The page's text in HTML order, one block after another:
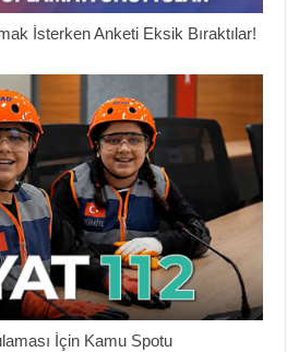
İsterken Anketi Eksik Bıraktılar!
İçin Kamu Spotu